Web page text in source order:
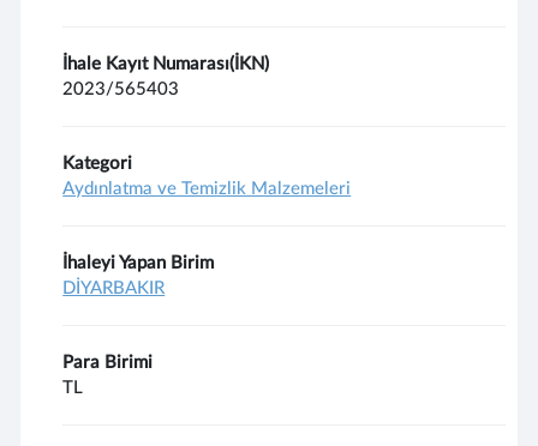
İhale Kayıt Numarası(İKN)
2023/565403
Kategori
Aydınlatma ve Temizlik Malzemeleri
İhaleyi Yapan Birim
DİYARBAKIR
Para Birimi
TL